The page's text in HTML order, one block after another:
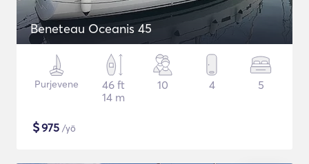
Beneteau Oceanis 45
Purjevene
46 ft
14 m
10 4 5
$975 /yö